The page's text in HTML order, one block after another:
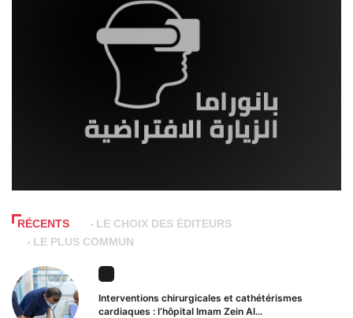
RÉCENTS
LE CHOIX DES ÉDITEURS
LE PLUS COMMUN
Interventions chirurgicales et cathétérismes
cardiaques : l’hôpital Imam Zein Al...